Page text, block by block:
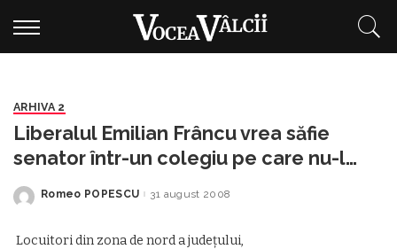
ARHIVA 2
Liberalul Emilian Frâncu vrea săfie
senator într-un colegiu pe care nu-l
cunoaște
Posted
Romeo POPESCU 31 august 2008
Locuitori din zona de nord a județului,